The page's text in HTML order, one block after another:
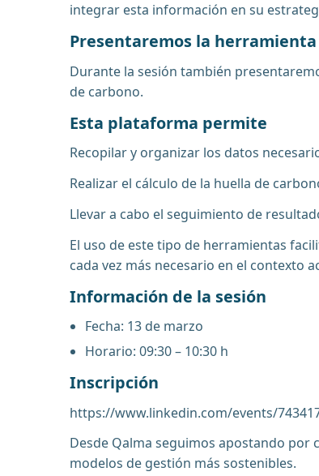
integrar esta información en su
Presentaremos la
Durante la sesión también
de carbono.
Esta plataforma permite
Recopilar y organizar los datos
Realizar el cálculo de la huella de
Llevar a cabo el seguimiento de
El uso de este tipo de herramientas
cada vez más necesario en el contexto
Información de la sesión
Fecha: 13 de marzo
Horario: 09:30 – 10:30 h
Inscripción
https://www.linkedin.com/events/
Desde Qalma seguimos apostando
modelos de gestión más sostenibles.